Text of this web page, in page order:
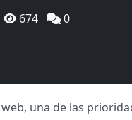
674 0
una de las